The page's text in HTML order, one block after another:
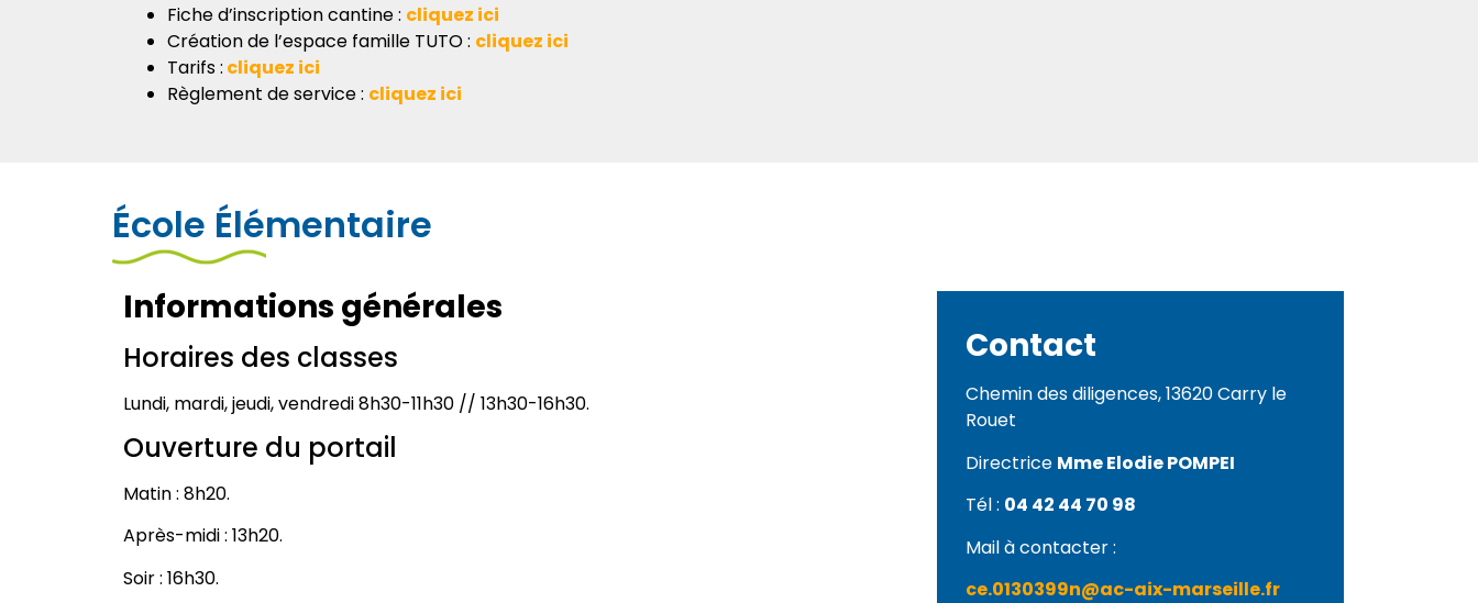
Fiche d’inscription cantine : cliquez ici
Création de l’espace famille TUTO : cliquez ici
Tarifs : cliquez ici
Règlement de service : cliquez ici
École Élémentaire
Informations générales
Horaires des classes
Lundi, mardi, jeudi, vendredi 8h30-11h30 // 13h30-16h30.
Ouverture du portail
Matin : 8h20.
Après-midi : 13h20.
Soir : 16h30.
Contact
Chemin des diligences, 13620 Carry le
Rouet
Directrice Mme Elodie POMPEI
Tél : 04 42 44 70 98
Mail à contacter :
ce.0130399n@ac-aix-marseille.fr